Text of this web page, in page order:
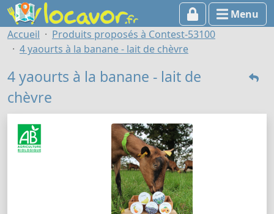
Menu
Accueil
Produits proposés à Contest-53100
4 yaourts à la banane - lait de chèvre
4 yaourts à la banane - lait de
chèvre